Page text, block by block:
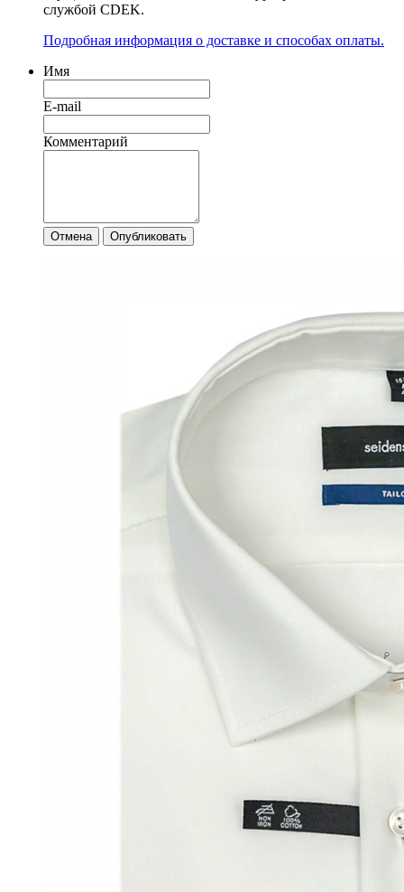
службой CDEK.
Подробная информация о доставке и способах оплаты.
Имя
E-mail
Комментарий
Отмена Опубликовать